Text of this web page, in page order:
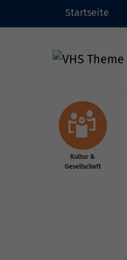
Startseite
Kultur &
Gesellschaft